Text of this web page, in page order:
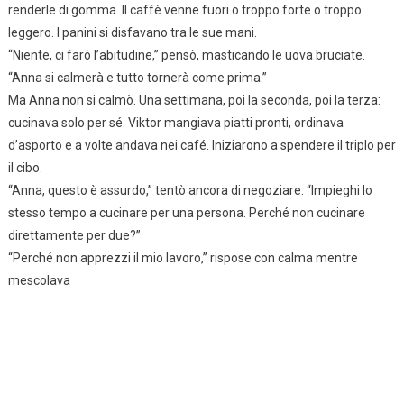
renderle di gomma. Il caffè venne fuori o troppo forte o troppo
leggero. I panini si disfavano tra le sue mani.
“Niente, ci farò l’abitudine,” pensò, masticando le uova bruciate.
“Anna si calmerà e tutto tornerà come prima.”
Ma Anna non si calmò. Una settimana, poi la seconda, poi la terza:
cucinava solo per sé. Viktor mangiava piatti pronti, ordinava
d’asporto e a volte andava nei café. Iniziarono a spendere il triplo per
il cibo.
“Anna, questo è assurdo,” tentò ancora di negoziare. “Impieghi lo
stesso tempo a cucinare per una persona. Perché non cucinare
direttamente per due?”
“Perché non apprezzi il mio lavoro,” rispose con calma mentre
mescolava